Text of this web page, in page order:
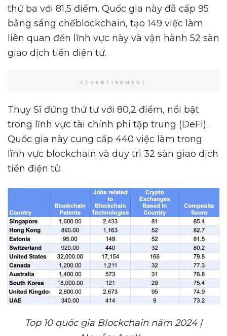
thứ ba với 81,5 điểm. Quốc gia này đã cấp 95
bằng sáng chếblockchain, tạo 149 việc làm
liên quan đến lĩnh vực này và vận hành 52 sàn
giao dịch tiền điện tử.
ADVERTISEMENT
Thụy Sĩ đứng thứ tư với 80,2 điểm, nổi bật
trong lĩnh vực tài chính phi tập trung (DeFi).
Quốc gia này cung cấp 440 việc làm trong
lĩnh vực blockchain và duy trì 32 sàn giao dịch
tiền điện tử.
Top 10 quốc gia Blockchain năm 2024 |